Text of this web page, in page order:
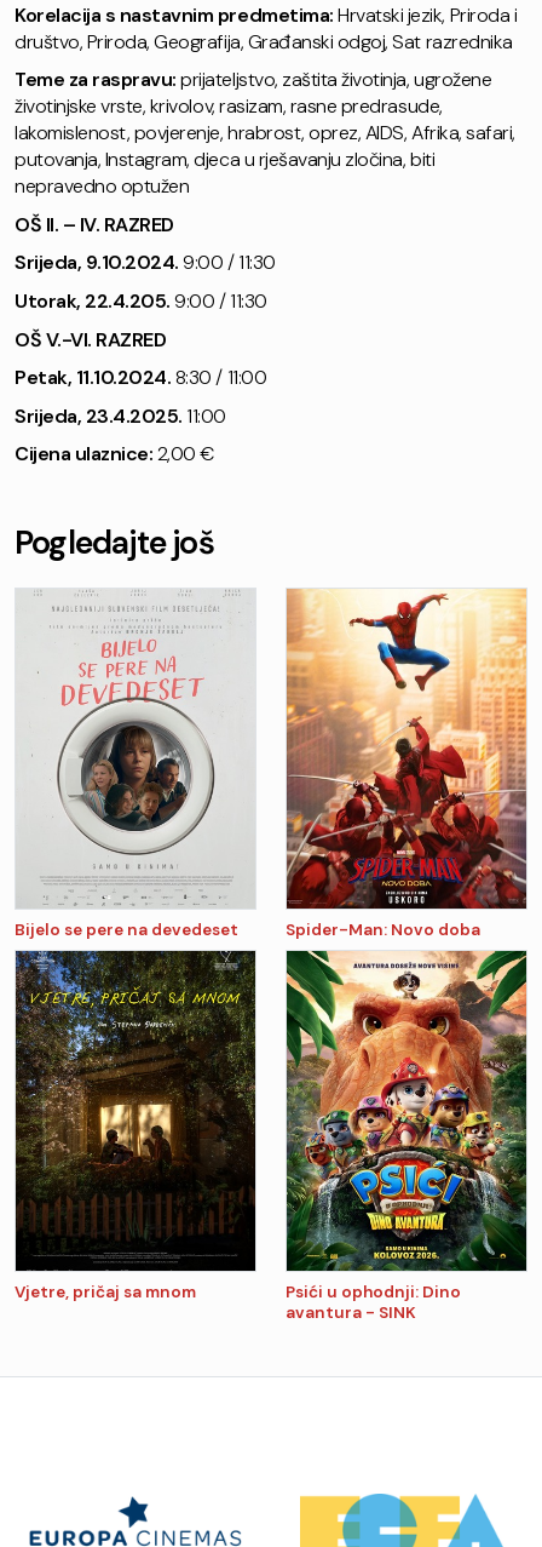
Korelacija s nastavnim predmetima:Hrvatski jezik, Priroda i
društvo, Priroda, Geografija, Građanski odgoj, Sat razrednika
Teme za raspravu:prijateljstvo, zaštita životinja, ugrožene
životinjske vrste, krivolov, rasizam, rasne predrasude,
lakomislenost, povjerenje, hrabrost, oprez, AIDS, Afrika, safari,
putovanja, Instagram, djeca u rješavanju zločina, biti
nepravedno optužen
OŠ II. – IV. RAZRED
Srijeda, 9.10.2024.9:00 / 11:30
Utorak, 22.4.205.9:00 / 11:30
OŠ V.-VI. RAZRED
Petak, 11.10.2024.8:30 / 11:00
Srijeda, 23.4.2025. 11:00
Cijena ulaznice:2,00 €
Pogledajte još
Bijelo se pere na devedeset Spider-Man: Novo doba
Vjetre, pričaj sa mnom
Psići u ophodnji: Dino
avantura - SINK